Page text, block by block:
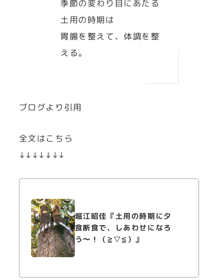
季節の変わり目にあたる
土用の時期は
胃腸を整えて、体調を整
える。
ブログより引用
全文はこちら
↓↓↓↓↓↓↓
堀江昭佳『土用の時期に夕
食断食で、しあわせになろ
う〜！（≧▽≦）』